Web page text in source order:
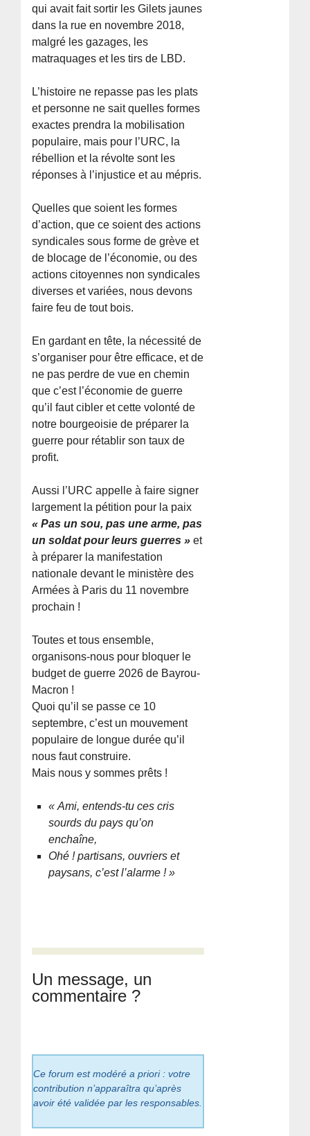
qui avait fait sortir les Gilets jaunes
dans la rue en novembre 2018,
malgré les gazages, les
matraquages et les tirs de LBD.
L’histoire ne repasse pas les plats
et personne ne sait quelles formes
exactes prendra la mobilisation
populaire, mais pour l’URC, la
rébellion et la révolte sont les
réponses à l’injustice et au mépris.
Quelles que soient les formes
d’action, que ce soient des actions
syndicales sous forme de grève et
de blocage de l’économie, ou des
actions citoyennes non syndicales
diverses et variées, nous devons
faire feu de tout bois.
En gardant en tête, la nécessité de
s’organiser pour être efficace, et de
ne pas perdre de vue en chemin
que c’est l’économie de guerre
qu’il faut cibler et cette volonté de
notre bourgeoisie de préparer la
guerre pour rétablir son taux de
profit.
Aussi l’URC appelle à faire signer
largement la pétition pour la paix
« Pas un sou, pas une arme, pas
un soldat pour leurs guerres » et
à préparer la manifestation
nationale devant le ministère des
Armées à Paris du 11 novembre
prochain !
Toutes et tous ensemble,
organisons-nous pour bloquer le
budget de guerre 2026 de Bayrou-
Macron !
Quoi qu’il se passe ce 10
septembre, c’est un mouvement
populaire de longue durée qu’il
nous faut construire.
Mais nous y sommes prêts !
« Ami, entends-tu ces cris
sourds du pays qu’on
enchaîne,
Ohé ! partisans, ouvriers et
paysans, c’est l’alarme ! »
Un message, un
commentaire ?
Ce forum est modéré a priori : votre
contribution n’apparaîtra qu’après
avoir été validée par les responsables.